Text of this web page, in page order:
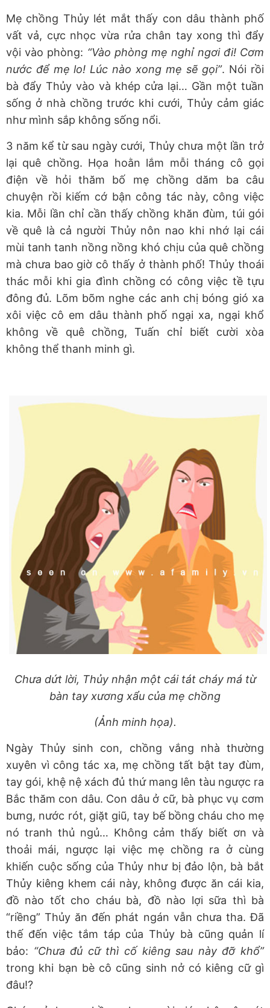
Mẹ chồng Thủy lét mắt thấy con dâu thành phố
vất vả, cực nhọc vừa rửa chân tay xong thì đẩy
vội vào phòng: “Vào phòng mẹ nghỉ ngơi đi! Cơm
nước để mẹ lo! Lúc nào xong mẹ sẽ gọi”. Nói rồi
bà đẩy Thủy vào và khép cửa lại… Gần một tuần
sống ở nhà chồng trước khi cưới, Thủy cảm giác
như mình sắp không sống nổi.
3 năm kể từ sau ngày cưới, Thủy chưa một lần trở
lại quê chồng. Họa hoằn lắm mỗi tháng cô gọi
điện về hỏi thăm bố mẹ chồng dăm ba câu
chuyện rồi kiếm cớ bận công tác này, công việc
kia. Mỗi lần chỉ cần thấy chồng khăn đùm, túi gói
về quê là cả người Thủy nôn nao khi nhớ lại cái
mùi tanh tanh nồng nồng khó chịu của quê chồng
mà chưa bao giờ cô thấy ở thành phố! Thủy thoái
thác mỗi khi gia đình chồng có công việc tề tựu
đông đủ. Lõm bõm nghe các anh chị bóng gió xa
xôi việc cô em dâu thành phố ngại xa, ngại khổ
không về quê chồng, Tuấn chỉ biết cười xòa
không thể thanh minh gì.
Chưa dứt lời, Thủy nhận một cái tát cháy má từ
bàn tay xương xẩu của mẹ chồng
(Ảnh minh họa).
Ngày Thủy sinh con, chồng vắng nhà thường
xuyên vì công tác xa, mẹ chồng tất bật tay đùm,
tay gói, khệ nệ xách đủ thứ mang lên tàu ngược ra
Bắc thăm con dâu. Con dâu ở cữ, bà phục vụ cơm
bưng, nước rót, giặt giũ, tay bế bồng cháu cho mẹ
nó tranh thủ ngủ… Không cảm thấy biết ơn và
thoải mái, ngược lại việc mẹ chồng ra ở cùng
khiến cuộc sống của Thủy như bị đảo lộn, bà bắt
Thủy kiêng khem cái này, không được ăn cái kia,
đồ nào tốt cho cháu bà, đồ nào lợi sữa thì bà
“riềng” Thủy ăn đến phát ngán vẫn chưa tha. Đã
thế đến việc tắm táp của Thủy bà cũng quản lí
bảo: “Chưa đủ cữ thì cố kiêng sau này đỡ khổ”
trong khi bạn bè cô cũng sinh nở có kiêng cữ gì
đâu!?